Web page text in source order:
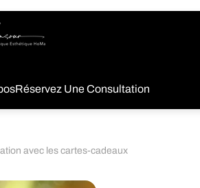
Réservez Une Consultation
avec les cartes-cadeaux